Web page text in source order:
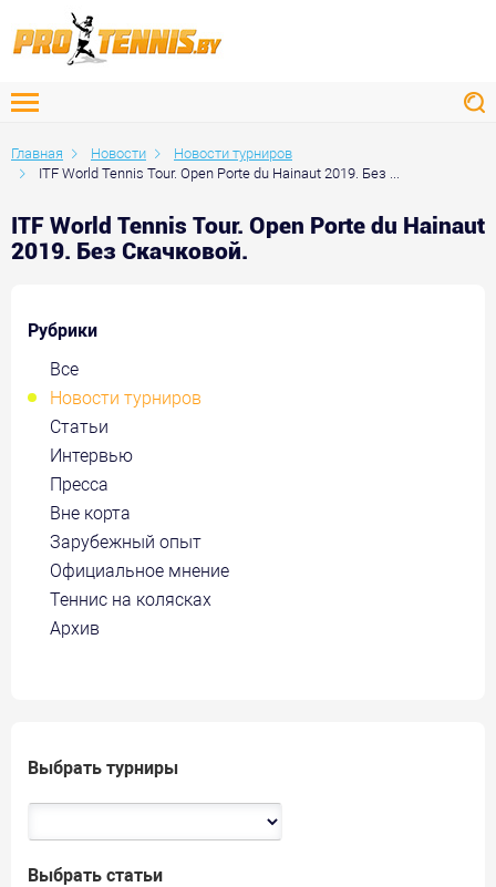
Главная Новости
Новости турниров
ITF World Tennis Tour. Open Porte du Hainaut 2019. Без ...
ITF World Tennis Tour. Open Porte du Hainaut
2019. Без Скачковой.
Рубрики
Все
Новости турниров
Статьи
Интервью
Пресса
Вне корта
Зарубежный опыт
Официальное мнение
Теннис на колясках
Архив
Выбрать турниры
Выбрать статьи